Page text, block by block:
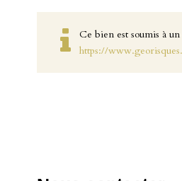
Ce bien est soumis à
https://